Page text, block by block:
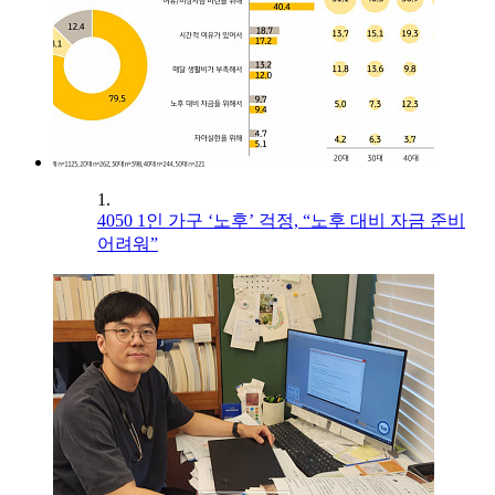
1.
4050 1인 가구 ‘노후’ 걱정, “노후 대비 자금 준비
어려워”